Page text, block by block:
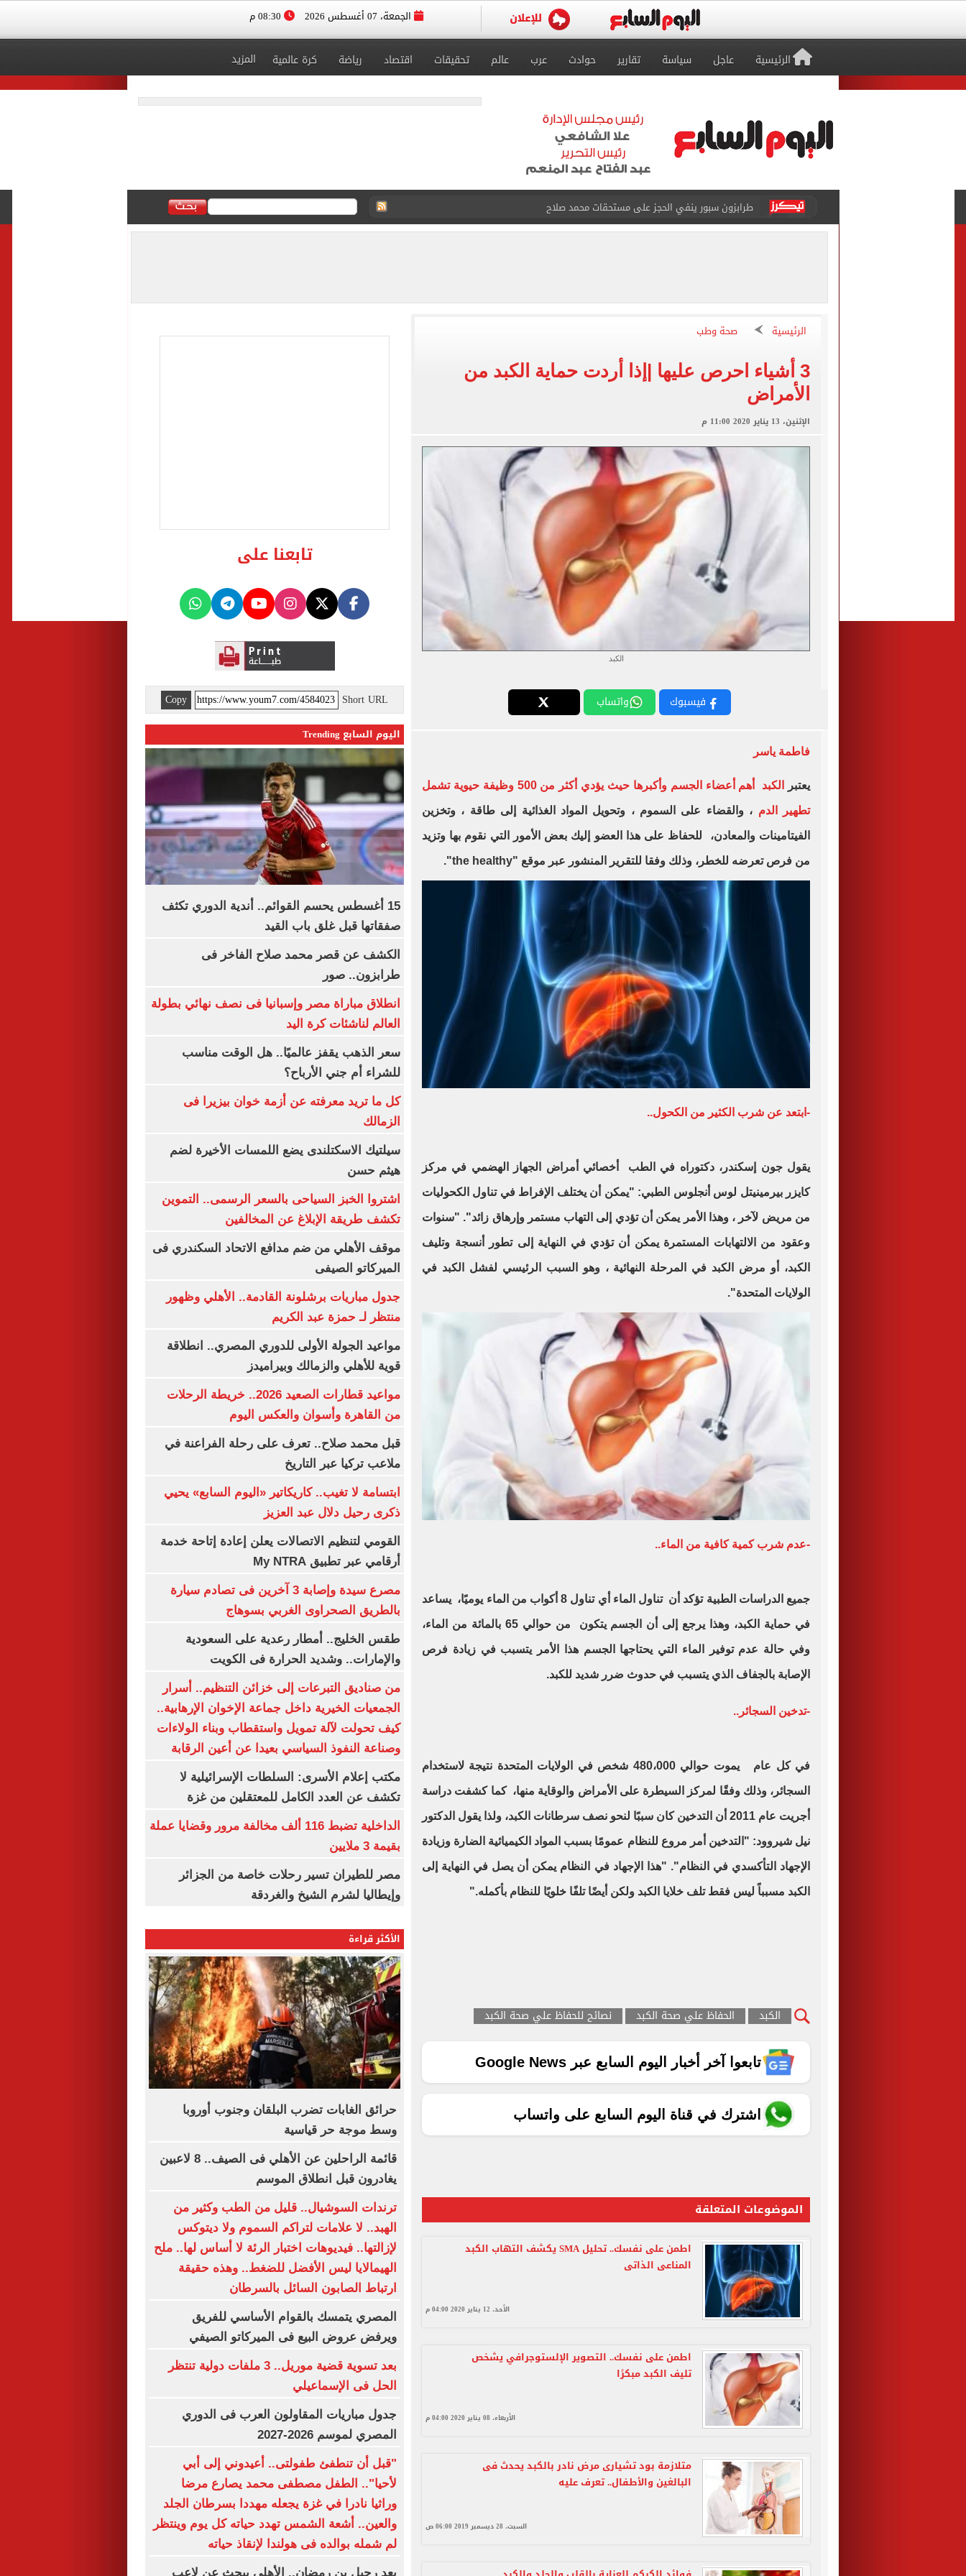
الجمعة، 07 أغسطس 2026
الرئيسية عاجل سياسة تقارير حوادث عرب عالم تحقيقات اقتصاد رياضة كرة عالمية المزيد
طرابزون سبور ينفي الحجز على مستحقات محمد صلاح
منتخب ناشئات كرة اليد يخسر أمام إسبانيا 27 - 26 فى نصف نهائى بطولة العالم
انطلاق مباراة مصر وإسبانيا فى نصف نهائي بطولة العالم لناشئات كرة اليد
الزمالك يبلغ 4 لاعبين بعدم التواجد مع الفريق الأول بالموسم الجديد
الاتحاد التركي يمنح طرابزون سبور رخصة مشاركة محمد صلاح
برشلونة يطرح تذاكر مواجهة الأهلي على كأس خوان جامبر
الرئيسية صحة وطب
3 أشياء احرص عليها |إذا أردت حماية الكبد من
الأمراض
الإثنين، 13 يناير 2020 11:00 م
الكبد
فيسبوك واتساب
فاطمة ياسر
يعتبر الكبد أهم أعضاء الجسم وأكبرها حيث يؤدي أكثر من 500 وظيفة حيوية تشمل
تطهير الدم ، والقضاء على السموم ، وتحويل المواد الغذائية إلى طاقة ، وتخزين
الفيتامينات والمعادن، للحفاظ على هذا العضو إليك بعض الأمور التي نقوم بها وتزيد
من فرص تعرضه للخطر، وذلك وفقا للتقرير المنشور عبر موقع "the healthy
".
-ابتعد عن شرب الكثير من الكحول..
يقول جون إسكندر، دكتوراه في الطب أخصائي أمراض الجهاز الهضمي في مركز
كايزر بيرمينيتل لوس أنجلوس الطبي: "يمكن أن يختلف الإفراط في تناول الكحوليات
من مريض لآخر ، وهذا الأمر يمكن أن تؤدي إلى التهاب مستمر وإرهاق زائد". "سنوات
وعقود من الالتهابات المستمرة يمكن أن تؤدي في النهاية إلى تطور أنسجة وتليف
الكبد، أو مرض الكبد في المرحلة النهائية ، وهو السبب الرئيسي لفشل الكبد في
الولايات المتحدة".
-عدم شرب كمية كافية من الماء..
جميع الدراسات الطبية تؤكد أن تناول الماء أي تناول 8 أكواب من الماء يوميًا، يساعد
في حماية الكبد، وهذا يرجع إلى أن الجسم يتكون من حوالي 65 بالمائة من الماء،
وفي حالة عدم توفير الماء التي يحتاجها الجسم هذا الأمر يتسبب في زيادة فرص
الإصابة بالجفاف الذي يتسبب في حدوث ضرر شديد للكبد.
-تدخين السجائر..
في كل عام يموت حوالي 480،000 شخص في الولايات المتحدة نتيجة لاستخدام
السجائر، وذلك وفقًا لمركز السيطرة على الأمراض والوقاية منها، كما كشفت دراسة
أجريت عام 2011 أن التدخين كان سببًا لنحو نصف سرطانات الكبد، ولذا يقول الدكتور
نيل شيروود: "التدخين أمر مروع للنظام عمومًا بسبب المواد الكيميائية الضارة وزيادة
الإجهاد التأكسدي في النظام". "هذا الإجهاد في النظام يمكن أن يصل في النهاية إلى
الكبد مسبباً ليس فقط تلف خلايا الكبد ولكن أيضًا تلفًا خلويًا للنظام بأكمله."
الكبد الحفاظ علي صحة الكبد نصائح للحفاظ علي صحة الكبد
تابعوا آخر أخبار اليوم السابع عبر Google News
اشترك في قناة اليوم السابع على واتساب
الموضوعات المتعلقة
اطمن على نفسك.. تحليل SMA يكشف التهاب الكبد
المناعى الذاتى
الأحد، 12 يناير 2020 04:00 م
اطمن على نفسك.. التصوير الإلستوجرافي يشخص
تليف الكبد مبكرًا
الأربعاء، 08 يناير 2020 04:00 م
متلازمة بود تشيارى مرض نادر بالكبد يحدث فى
البالغين والأطفال.. تعرف عليه
السبت، 28 ديسمبر 2019 06:00 ص
تابعنا على
Short URL
Copy
اليوم السابع Trending
15 أغسطس يحسم القوائم.. أندية الدوري تكثف
صفقاتها قبل غلق باب القيد
الكشف عن قصر محمد صلاح الفاخر فى
طرابزون.. صور
انطلاق مباراة مصر وإسبانيا فى نصف نهائي بطولة
العالم لناشئات كرة اليد
سعر الذهب يقفز عالميًا.. هل الوقت مناسب
للشراء أم جني الأرباح؟
كل ما تريد معرفته عن أزمة خوان بيزيرا فى
الزمالك
سيلتيك الاسكتلندى يضع اللمسات الأخيرة لضم
هيثم حسن
اشتروا الخبز السياحى بالسعر الرسمى.. التموين
تكشف طريقة الإبلاغ عن المخالفين
موقف الأهلي من ضم مدافع الاتحاد السكندري فى
الميركاتو الصيفى
جدول مباريات برشلونة القادمة.. الأهلي وظهور
منتظر لـ حمزة عبد الكريم
مواعيد الجولة الأولى للدوري المصري.. انطلاقة
قوية للأهلي والزمالك وبيراميدز
مواعيد قطارات الصعيد 2026.. خريطة الرحلات
من القاهرة وأسوان والعكس اليوم
قبل محمد صلاح.. تعرف على رحلة الفراعنة في
ملاعب تركيا عبر التاريخ
ابتسامة لا تغيب.. كاريكاتير «اليوم السابع» يحيي
ذكرى رحيل دلال عبد العزيز
القومي لتنظيم الاتصالات يعلن إعادة إتاحة خدمة
أرقامي عبر تطبيق My NTRA
مصرع سيدة وإصابة 3 آخرين فى تصادم سيارة
بالطريق الصحراوى الغربي بسوهاج
طقس الخليج.. أمطار رعدية على السعودية
والإمارات.. وشديد الحرارة فى الكويت
من صناديق التبرعات إلى خزائن التنظيم.. أسرار
الجمعيات الخيرية داخل جماعة الإخوان الإرهابية..
كيف تحولت لآلة تمويل واستقطاب وبناء الولاءات
وصناعة النفوذ السياسي بعيدا عن أعين الرقابة
مكتب إعلام الأسرى: السلطات الإسرائيلية لا
تكشف عن العدد الكامل للمعتقلين من غزة
الداخلية تضبط 116 ألف مخالفة مرور وقضايا عملة
بقيمة 3 ملايين
مصر للطيران تسير رحلات خاصة من الجزائر
وإيطاليا لشرم الشيخ والغردقة
الأكثر قراءة
حرائق الغابات تضرب البلقان وجنوب أوروبا
وسط موجة حر قياسية
قائمة الراحلين عن الأهلي فى الصيف.. 8 لاعبين
يغادرون قبل انطلاق الموسم
ترندات السوشيال.. قليل من الطب وكثير من
الهبد.. لا علامات لتراكم السموم ولا ديتوكس
لإزالتها.. فيديوهات اختبار الرئة لا أساس لها.. ملح
الهيمالايا ليس الأفضل للضغط.. وهذه حقيقة
ارتباط الصابون السائل بالسرطان
المصري يتمسك بالقوام الأساسي للفريق
ويرفض عروض البيع فى الميركاتو الصيفي
بعد تسوية قضية موريل.. 3 ملفات دولية تنتظر
الحل فى الإسماعيلي
جدول مباريات المقاولون العرب فى الدوري
المصري لموسم 2026-2027
"قبل أن تنطفئ طفولتى.. أعيدوني إلى أبي
لأحيا".. الطفل مصطفى محمد يصارع مرضا
وراثيا نادرا في غزة يجعله مهددا بسرطان الجلد
والعين.. أشعة الشمس تهدد حياته كل يوم وينتظر
لم شمله بوالده فى هولندا لإنقاذ حياته
بعد رحيل بن رمضان.. الأهلي يبحث عن لاعب